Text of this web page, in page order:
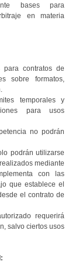
bases para
en materia
para contratos de
sobre formatos,
temporales y
para usos
no podrán
podrán utilizarse
mediante
con las
que establece el
el contrato de
requerirá
salvo ciertos usos